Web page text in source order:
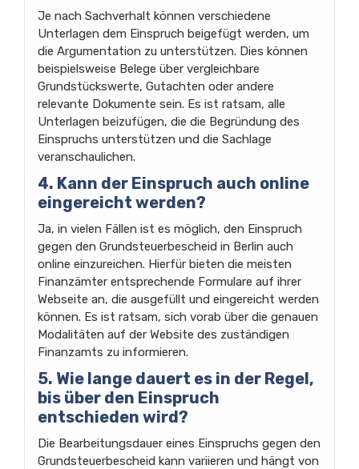
Je nach Sachverhalt können verschiedene
Unterlagen dem Einspruch beigefügt werden, um
die Argumentation zu unterstützen. Dies können
beispielsweise Belege über vergleichbare
Grundstückswerte, Gutachten oder andere
relevante Dokumente sein. Es ist ratsam, alle
Unterlagen beizufügen, die die Begründung des
Einspruchs unterstützen und die Sachlage
veranschaulichen.
4. Kann der Einspruch auch online
eingereicht werden?
Ja, in vielen Fällen ist es möglich, den Einspruch
gegen den Grundsteuerbescheid in Berlin auch
online einzureichen. Hierfür bieten die meisten
Finanzämter entsprechende Formulare auf ihrer
Webseite an, die ausgefüllt und eingereicht werden
können. Es ist ratsam, sich vorab über die genauen
Modalitäten auf der Website des zuständigen
Finanzamts zu informieren.
5. Wie lange dauert es in der Regel,
bis über den Einspruch
entschieden wird?
Die Bearbeitungsdauer eines Einspruchs gegen den
Grundsteuerbescheid kann variieren und hängt von